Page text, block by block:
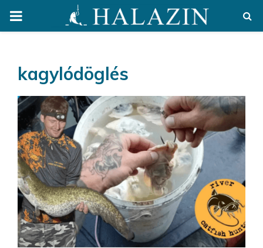
PRIMARY
kagylódöglés